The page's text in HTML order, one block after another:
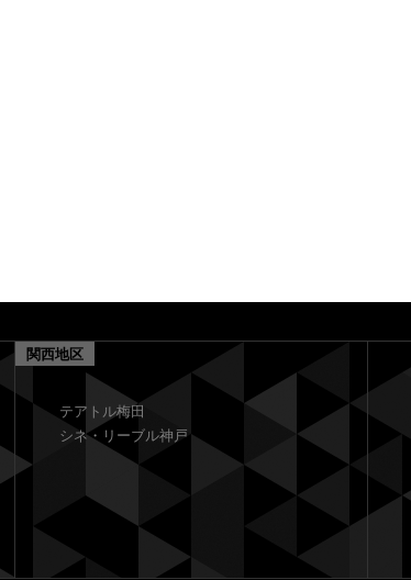
関西地区
テアトル梅田
シネ・リーブル神戸